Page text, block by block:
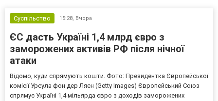
Суспільство 15:28, Вчора
ЄС дасть Україні 1,4 млрд євро з
заморожених активів РФ після нічної
атаки
Відомо, куди спрямують кошти. Фото: Президентка Європейської
комісії Урсула фон дер Ляєн (Getty Images) Європейський Союз
спрямує Україні 1,4 мільярда євро з доходів заморожених